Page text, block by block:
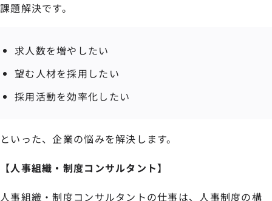
課題解決です。
求人数を増やしたい
望む人材を採用したい
採用活動を効率化したい
といった、企業の悩みを解決します。
【人事組織・制度コンサルタント】
人事組織・制度コンサルタントの仕事は、人事制度の構